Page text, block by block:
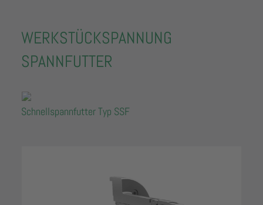
WERKSTÜCKSPANNUNG
SPANNFUTTER
Schnellspannfutter Typ SSF